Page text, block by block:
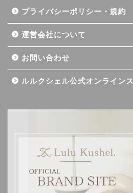
プライバシーポリシー・規約
運営会社について
お問い合わせ
ルルクシェル公式オンライン
バストア